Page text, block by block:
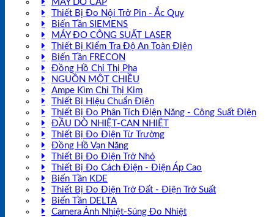
MÁY DÒ CÁP
Thiết Bị Đo Nội Trở Pin - Ắc Quy
Biến Tần SIEMENS
MÁY ĐO CÔNG SUẤT LASER
Thiết Bị Kiểm Tra Độ An Toàn Điện
Biến Tần FRECON
Đồng Hồ Chỉ Thị Pha
NGUỒN MỘT CHIỀU
Ampe Kìm Chỉ Thị Kim
Thiết Bị Hiệu Chuẩn Điện
Thiết Bị Đo Phân Tích Điện Năng - Công Suất Điện
ĐẦU DÒ NHIỆT-CAN NHIỆT
Thiết Bị Đo Điện Từ Trường
Đồng Hồ Vạn Năng
Thiết Bị Đo Điện Trở Nhỏ
Thiết Bị Đo Cách Điện - Điện Áp Cao
Biến Tần KDE
Thiết Bị Đo Điện Trở Đất - Điện Trở Suất
Biến Tần DELTA
Camera Ảnh Nhiệt-Súng Đo Nhiệt